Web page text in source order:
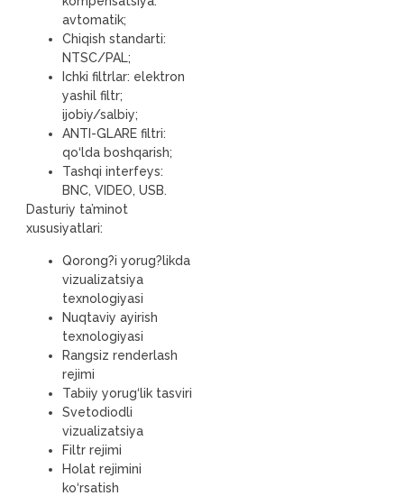
avtomatik;
Chiqish standarti:
NTSC/PAL;
Ichki filtrlar: elektron
yashil filtr;
ijobiy/salbiy;
ANTI-GLARE filtri:
qo‘lda boshqarish;
Tashqi interfeys:
BNC, VIDEO, USB.
Dasturiy ta’minot
xususiyatlari:
Qorong?i yorug?likda
vizualizatsiya
texnologiyasi
Nuqtaviy ayirish
texnologiyasi
Rangsiz renderlash
rejimi
Tabiiy yorug‘lik tasviri
Svetodiodli
vizualizatsiya
Filtr rejimi
Holat rejimini
ko‘rsatish